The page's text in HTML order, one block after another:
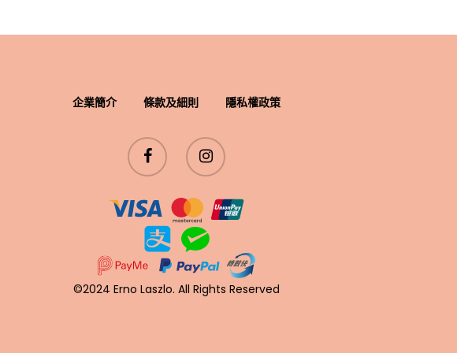
企業簡介 條款及細則 隱私權政策
©2024 Erno Laszlo. All Rights Reserved